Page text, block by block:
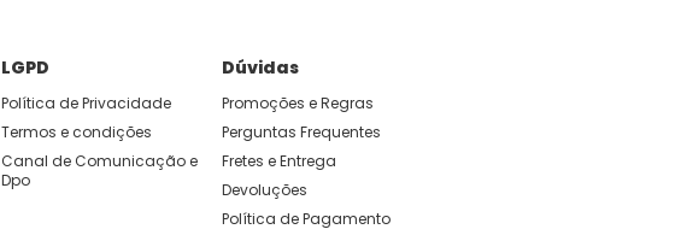
LGPD
Política de Privacidade
Termos e condições
Canal de Comunicação e
Dpo
Dúvidas
Promoções e Regras
Perguntas Frequentes
Fretes e Entrega
Devoluções
Política de Pagamento